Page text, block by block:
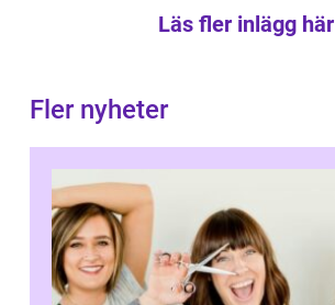
Läs fler inlägg här
Fler nyheter